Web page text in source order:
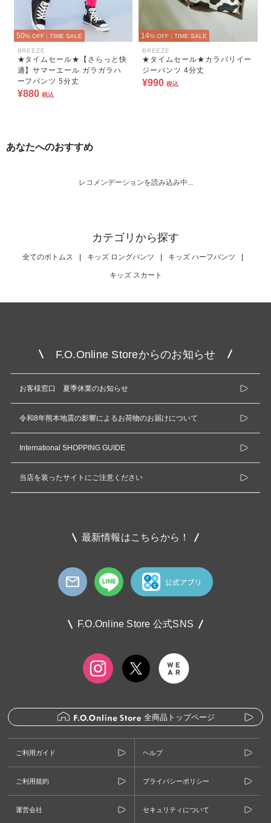
50% OFF | TIME SALE
BREEZE
★タイムセール★【さらっと快
適】サマーエール ガラガラハ
ーフパンツ 5分丈
¥880 税込
14% OFF | TIME SALE
BREEZE
★タイムセール★カラバリイー
ジーパンツ 4分丈
¥990 税込
あなたへのおすすめ
レコメンデーションを読み込み中...
カテゴリから探す
全てのボトムス キッズ ロングパンツ キッズ ハーフパンツ
キッズ スカート
F.O.Online Storeからのお知らせ
お客様窓口 夏季休業のお知らせ
令和8年熊本地震の影響によるお荷物のお届けについて
International SHOPPING GUIDE
当店を装ったサイトにご注意ください
最新情報はこちらから！
F.O.Online Store 公式SNS
全商品トップページ
ご利用ガイド ヘルプ
ご利用規約 プライバシーポリシー
運営会社 セキュリティについて